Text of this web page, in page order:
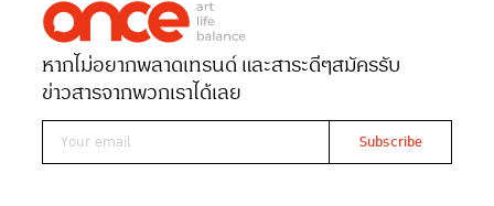
เรื่องกชกร ด่านกระโทก
ภาพศิริน ม่วงมัน
Date 25-06-2026Views 559
หากไม่อยากพลาดเทรนด์ และสาระดีๆสมัครรับ
ข่าวสารจากพวกเราได้เลย